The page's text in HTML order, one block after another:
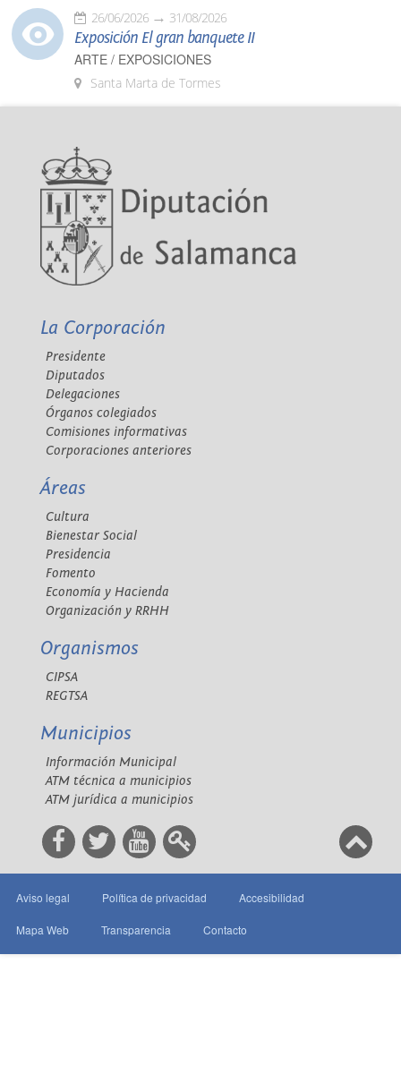
26/06/2026 31/08/2026
Exposición El gran banquete II
ARTE / EXPOSICIONES
Santa Marta de Tormes
La Corporación
Presidente
Diputados
Delegaciones
Órganos colegiados
Comisiones informativas
Corporaciones anteriores
Áreas
Cultura
Bienestar Social
Presidencia
Fomento
Economía y Hacienda
Organización y RRHH
Organismos
CIPSA
REGTSA
Municipios
Información Municipal
ATM técnica a municipios
ATM jurídica a municipios
Aviso legal Política de privacidad Accesibilidad
Mapa Web Transparencia Contacto